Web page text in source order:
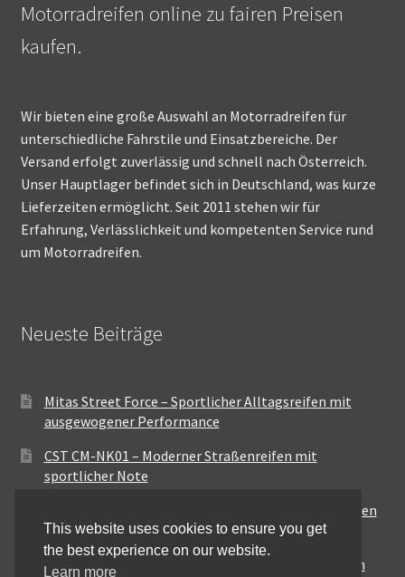
Motorradreifen online zu fairen Preisen
kaufen.
Wir bieten eine große Auswahl an Motorradreifen für
unterschiedliche Fahrstile und Einsatzbereiche. Der
Versand erfolgt zuverlässig und schnell nach Österreich.
Unser Hauptlager befindet sich in Deutschland, was kurze
Lieferzeiten ermöglicht. Seit 2011 stehen wir für
Erfahrung, Verlässlichkeit und kompetenten Service rund
um Motorradreifen.
Neueste Beiträge
Mitas Street Force – Sportlicher Alltagsreifen mit
ausgewogener Performance
CST CM-NK01 – Moderner Straßenreifen mit
sportlicher Note
Maxxis MA-ST3 – Ausgewogener Sport-Touring-Reifen
für vielseitige Einsätze
Pirelli City Demon – Zuverlässigkeit für den urbanen
This website uses cookies to ensure you get
the best experience on our website.
Learn more